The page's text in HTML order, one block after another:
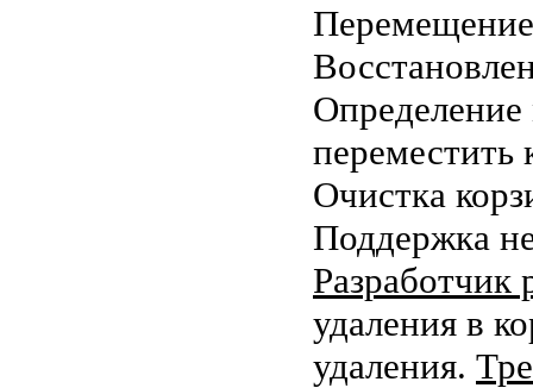
Перемещение
переместить
Очистка
Поддержка
Разработчик
удаления в
удаления.